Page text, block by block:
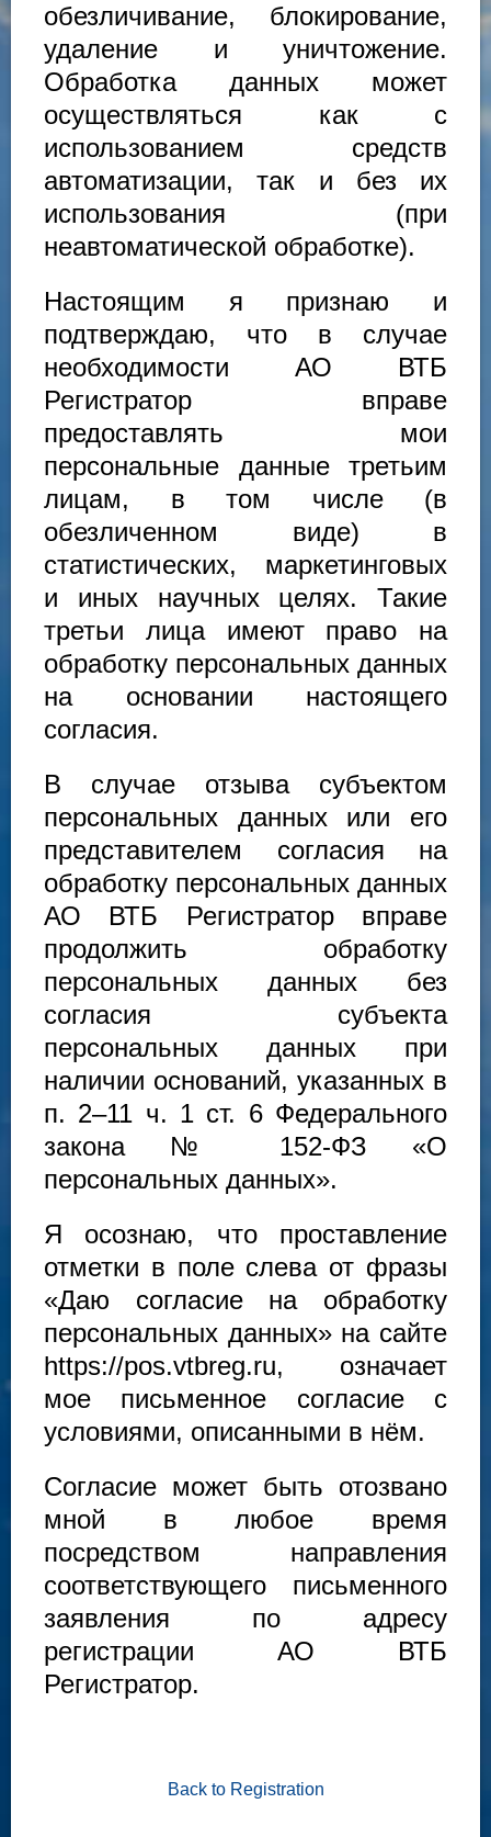
обезличивание, блокирование,
удаление и уничтожение.
Обработка данных может
осуществляться как с
использованием средств
автоматизации, так и без их
использования (при
неавтоматической обработке).
Настоящим я признаю и
подтверждаю, что в случае
необходимости АО ВТБ
Регистратор вправе
предоставлять мои
персональные данные третьим
лицам, в том числе (в
обезличенном виде) в
статистических, маркетинговых
и иных научных целях. Такие
третьи лица имеют право на
обработку персональных данных
на основании настоящего
согласия.
В случае отзыва субъектом
персональных данных или его
представителем согласия на
обработку персональных данных
АО ВТБ Регистратор вправе
продолжить обработку
персональных данных без
согласия субъекта
персональных данных при
наличии оснований, указанных в
п. 2–11 ч. 1 ст. 6 Федерального
закона № 152-ФЗ «О
персональных данных».
Я осознаю, что проставление
отметки в поле слева от фразы
«Даю согласие на обработку
персональных данных» на сайте
https://pos.vtbreg.ru, означает
мое письменное согласие с
условиями, описанными в нём.
Согласие может быть отозвано
мной в любое время
посредством направления
соответствующего письменного
заявления по адресу
регистрации АО ВТБ
Регистратор.
Back to Registration